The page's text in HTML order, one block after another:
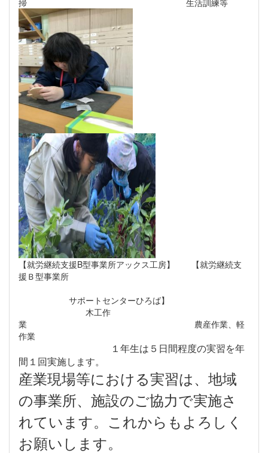
掃 生活訓練等
【就労継続支援B型事業所アックス工房】 【就労継続支
援Ｂ型事業所
サポートセンターひろば】
木工作
業 農産作業、軽
作業
１年生は５日間程度の実習を年
間１回実施します。
産業現場等における実習は、地域
の事業所、施設のご協力で実施さ
れています。これからもよろしく
お願いします。